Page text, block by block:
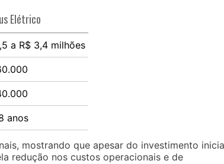
Elétrico
a R$ 3,4 milhões
anos
mostrando que apesar do investimento
redução nos custos operacionais e de